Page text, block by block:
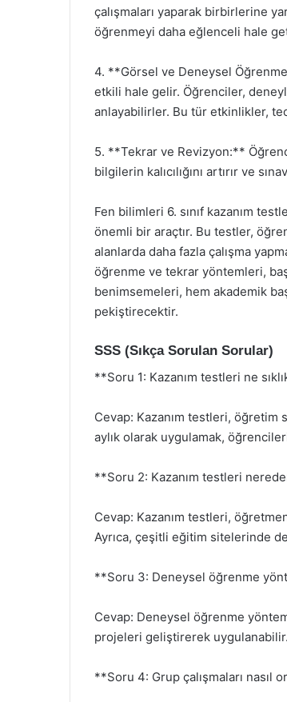
çalışmaları yaparak birbirlerine
öğrenmeyi daha eğlenceli hale
4. **Görsel ve Deneysel
etkili hale gelir. Öğrenciler,
anlayabilirler. Bu tür etkinlikler,
5. **Tekrar ve Revizyon:**
bilgilerin kalıcılığını artırır ve
Fen bilimleri 6. sınıf kazanım
önemli bir araçtır. Bu testler,
alanlarda daha fazla çalışma
öğrenme ve tekrar yöntemleri,
benimsemeleri, hem akademik
pekiştirecektir.
SSS (Sıkça Sorulan Sorular)
**Soru 1: Kazanım testleri ne
Cevap: Kazanım testleri, öğretim
aylık olarak uygulamak,
**Soru 2: Kazanım testleri
Cevap: Kazanım testleri,
Ayrıca, çeşitli eğitim sitelerinde
**Soru 3: Deneysel öğrenme
Cevap: Deneysel öğrenme
projeleri geliştirerek
**Soru 4: Grup çalışmaları nasıl